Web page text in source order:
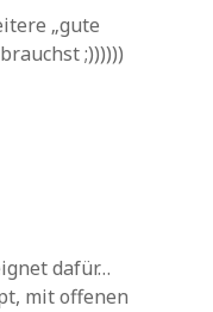
„gute
;))))))
dafür…
mit offenen